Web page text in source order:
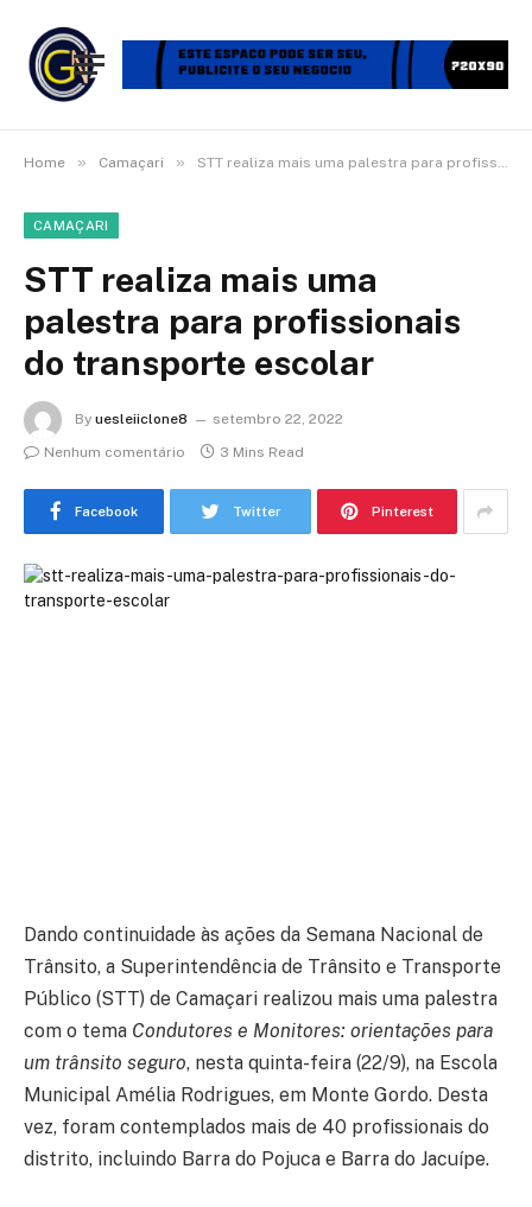
Home » Camaçari » STT realiza mais uma palestra para profissionais do transporte escolar
CAMAÇARI
STT realiza mais uma
palestra para profissionais
do transporte escolar
By uesleiiclone8
setembro 22, 2022
Nenhum comentário
3 Mins Read
Facebook Twitter Pinterest
Dando continuidade às ações da Semana Nacional de
Trânsito, a Superintendência de Trânsito e Transporte
Público (STT) de Camaçari realizou mais uma palestra
com o tema Condutores e Monitores: orientações para
um trânsito seguro, nesta quinta-feira (22/9), na Escola
Municipal Amélia Rodrigues, em Monte Gordo. Desta
vez, foram contemplados mais de 40 profissionais do
distrito, incluindo Barra do Pojuca e Barra do Jacuípe.